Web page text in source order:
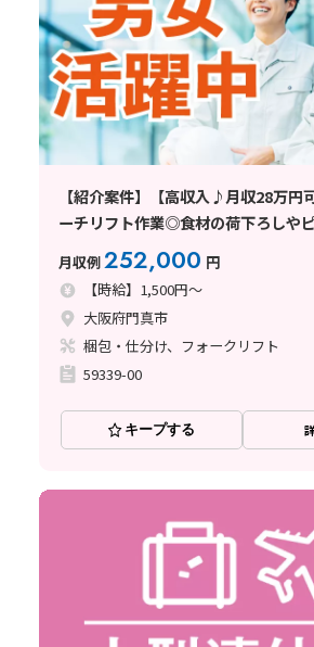
【紹介案件】【高収入♪月収28万円
ーチリフト作業◎食材の荷下ろしや
月収例252,000 円
【時給】1,500円～
大阪府門真市
梱包・仕分け、フォークリフト
59339-00
キープする